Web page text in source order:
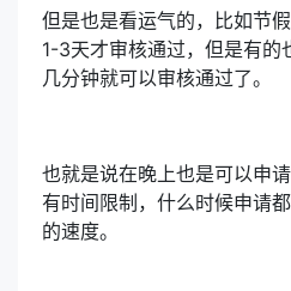
但是也是看运气的，比如节
1-3天才审核通过，但是有的
几分钟就可以审核通过了。
也就是说在晚上也是可以申
有时间限制，什么时候申请
的速度。